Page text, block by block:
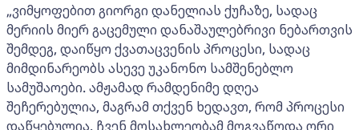
„ვიმყოფებით გიორგი დანელიას ქუჩაზე, სადაც
მერიის მიერ გაცემული დანაშაულებრივი ნებართვის
შემდეგ, დაიწყო ქვათაცვენის პროცესი, სადაც
მიმდინარეობს ასევე უკანონო სამშენებლო
სამუშაოები. ამჟამად რამდენიმე დღეა
შეჩერებულია, მაგრამ თქვენ ხედავთ, რომ პროცესი
დაწყებულია. ჩვენ მოსახლეობამ მოგვაწოდა ორი